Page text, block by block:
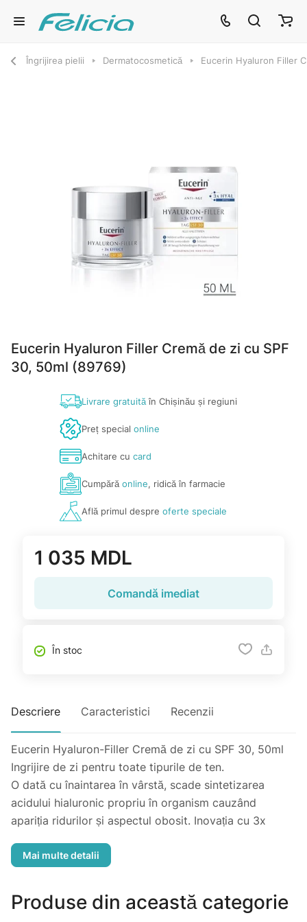
Îngrijirea pielii Dermatocosmetică Eucerin Hyaluron Filler
Eucerin Hyaluron Filler Cremă de zi cu SPF
30, 50ml (89769)
Livrare gratuităîn Chișinău și regiuni
Preț special online
Achitare cu card
Cumpărăonline, ridică în farmacie
Află primul despre oferte speciale
1 035 MDL
Comandă imediat
În stoc
Descriere Caracteristici Recenzii
Eucerin Hyaluron-Filler Cremă de zi cu SPF 30, 50ml
Ingrijire de zi pentru toate tipurile de ten.
O dată cu înaintarea în vârstă, scade sintetizarea
acidului hialuronic propriu în organism cauzând
apariția ridurilor și aspectul obosit. Inovația cu 3x
1. Umple: Molecula mare și mică de acid hialuronic
2. Stimulează: Saponina activează propria sintetizare
de acid hialuronic al organismului cu 256%* și
Produse din această categorie